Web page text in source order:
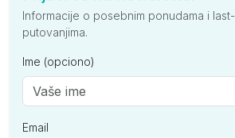
Informacije o posebnim ponudama i
putovanjima.
Ime (opciono)
Email